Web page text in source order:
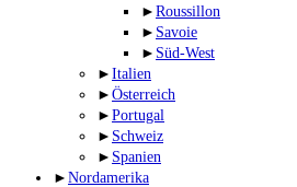
► Roussillon
► Savoie
► Süd-West
► Italien
► Österreich
► Portugal
► Schweiz
► Spanien
► Nordamerika